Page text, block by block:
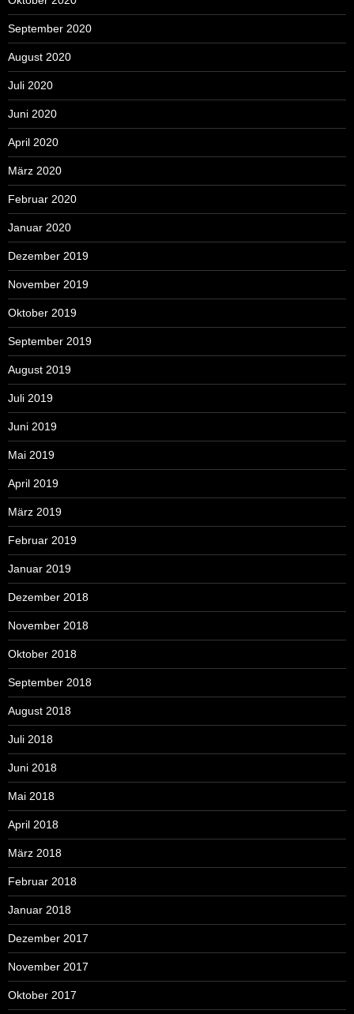
September 2020
August 2020
Juli 2020
Juni 2020
April 2020
März 2020
Februar 2020
Januar 2020
Dezember 2019
November 2019
Oktober 2019
September 2019
August 2019
Juli 2019
Juni 2019
Mai 2019
April 2019
März 2019
Februar 2019
Januar 2019
Dezember 2018
November 2018
Oktober 2018
September 2018
August 2018
Juli 2018
Juni 2018
Mai 2018
April 2018
März 2018
Februar 2018
Januar 2018
Dezember 2017
November 2017
Oktober 2017